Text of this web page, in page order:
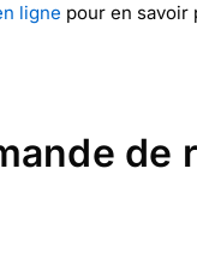
ligne pour en savoir
de